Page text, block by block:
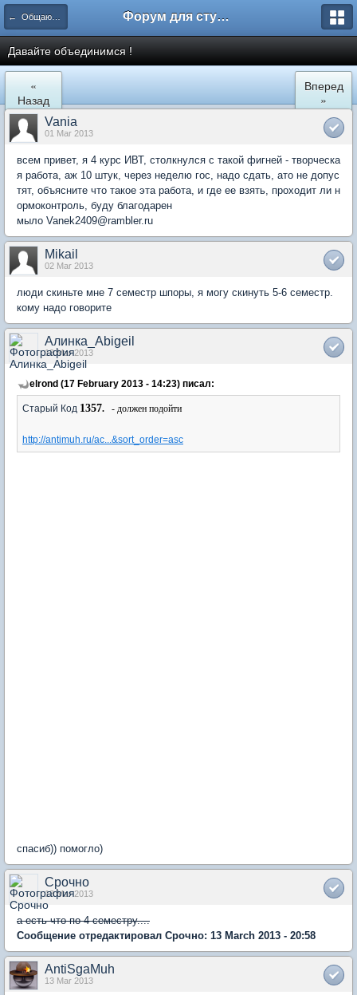
← Общаются информатики Форум для студента СГА
Давайте объединимся !
«
Назад
Вперед
»
Vania
01 Mar 2013
всем привет, я 4 курс ИВТ, столкнулся с такой фигней - творческа
я работа, аж 10 штук, через неделю гос, надо сдать, ато не допус
тят, объясните что такое эта работа, и где ее взять, проходит ли н
ормоконтроль, буду благодарен
мыло Vanek2409@rambler.ru
Mikail
02 Mar 2013
люди скиньте мне 7 семестр шпоры, я могу скинуть 5-6 семестр.
кому надо говорите
Алинка_Abigeil
13 Mar 2013
elrond (17 February 2013 - 14:23) писал:
Старый Код 1357. - должен подойти
http://antimuh.ru/ac...&sort_order=asc
спасиб)) помогло)
Срочно
13 Mar 2013
а есть что по 4 семестру....
Сообщение отредактировал Срочно: 13 March 2013 - 20:58
AntiSgaMuh
13 Mar 2013